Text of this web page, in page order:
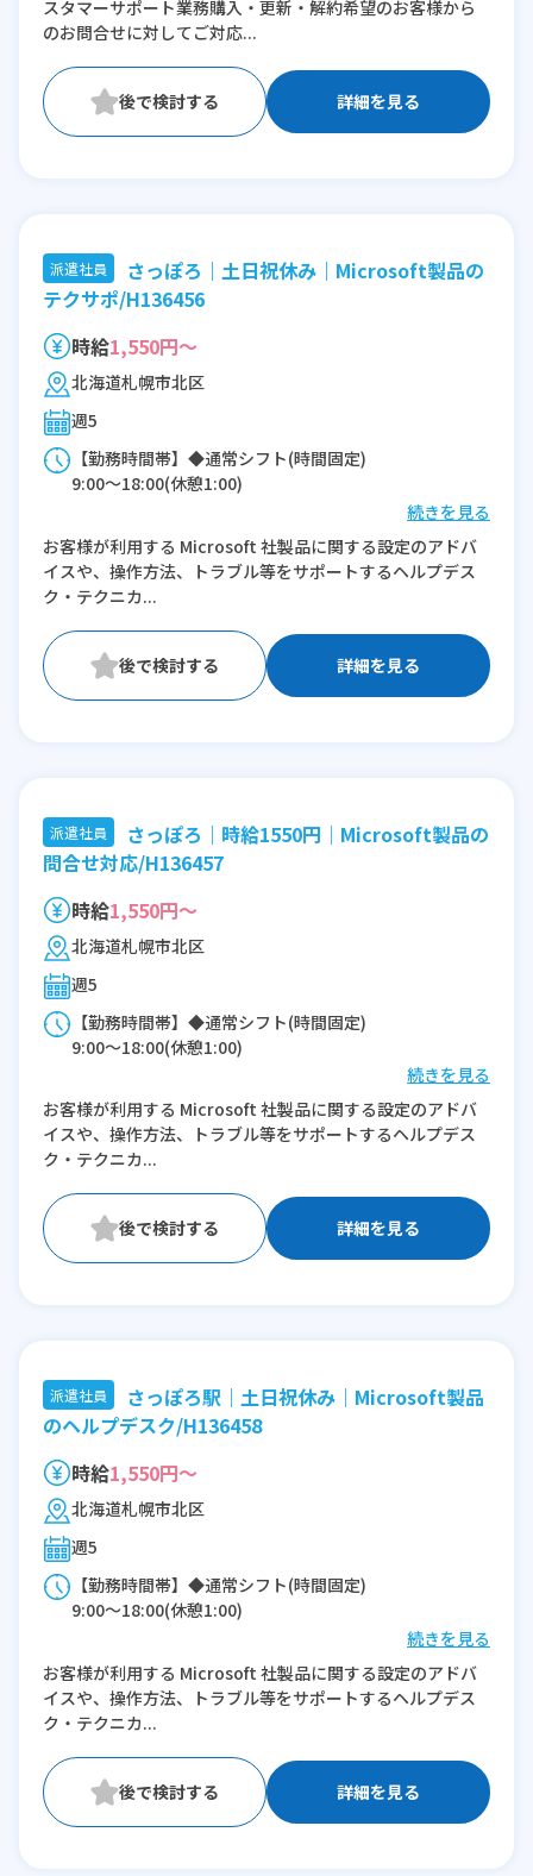
※残業：5〜10時間程度/月
スタマーサポート業務購入・更新・解約希望のお客様から
のお問合せに対してご対応...
詳細を見る
派遣社員
さっぽろ｜土日祝休み｜Microsoft製品の
テクサポ/H136456
時給1,550円～
北海道札幌市北区
週5
【勤務時間帯】◆通常シフト(時間固定)
9:00〜18:00(休憩1:00)
続きを見る
お客様が利用する Microsoft 社製品に関する設定のアドバ
イスや、操作方法、トラブル等をサポートするヘルプデス
ク・テクニカ...
詳細を見る
派遣社員
さっぽろ｜時給1550円｜Microsoft製品の
問合せ対応/H136457
時給1,550円～
北海道札幌市北区
週5
【勤務時間帯】◆通常シフト(時間固定)
9:00〜18:00(休憩1:00)
※残業：10〜20時間程度/月
続きを見る
お客様が利用する Microsoft 社製品に関する設定のアドバ
イスや、操作方法、トラブル等をサポートするヘルプデス
ク・テクニカ...
詳細を見る
派遣社員
さっぽろ駅｜土日祝休み｜Microsoft製品
のヘルプデスク/H136458
時給1,550円～
北海道札幌市北区
週5
【勤務時間帯】◆通常シフト(時間固定)
9:00〜18:00(休憩1:00)
※残業：10〜20時間程度/月
続きを見る
お客様が利用する Microsoft 社製品に関する設定のアドバ
イスや、操作方法、トラブル等をサポートするヘルプデス
ク・テクニカ...
詳細を見る